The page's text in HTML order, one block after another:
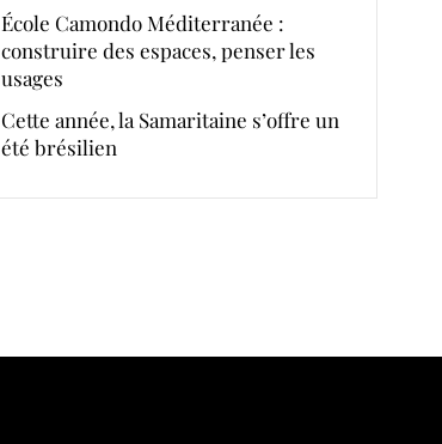
École Camondo Méditerranée :
construire des espaces, penser les
usages
Cette année, la Samaritaine s’offre un
été brésilien